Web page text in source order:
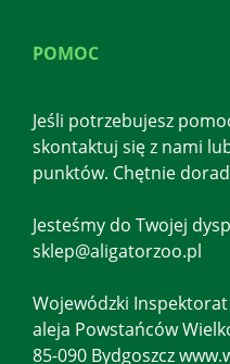
POMOC
Jeśli potrzebujesz
skontaktuj się z nami
punktów. Chętnie
Jesteśmy do Twojej
sklep@aligatorzoo.pl
Wojewódzki
aleja Powstańców
85-090 Bydgoszcz